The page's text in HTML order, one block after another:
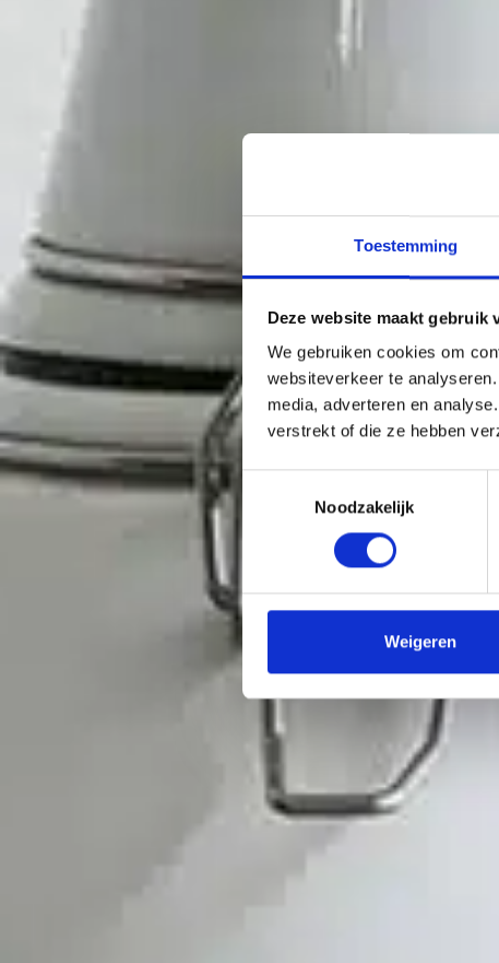
Toestemming
Deze website maakt gebruik
We gebruiken cookies om
websiteverkeer te
media, adverteren en
verstrekt of die ze hebben
Noodzakelijk
Weigeren